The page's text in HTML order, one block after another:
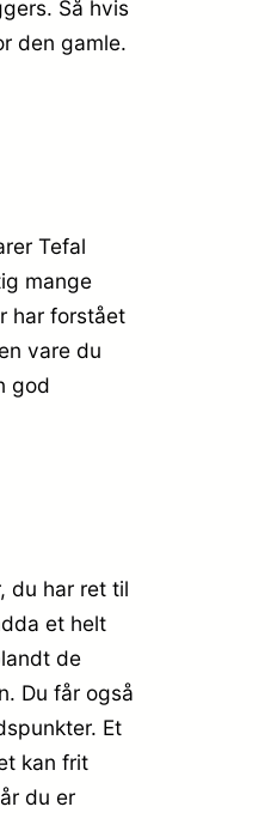
Så hvis
den gamle.
Tefal
mange
har forstået
vare du
god
du har ret til
et helt
de
Du får også
Et
kan frit
du er